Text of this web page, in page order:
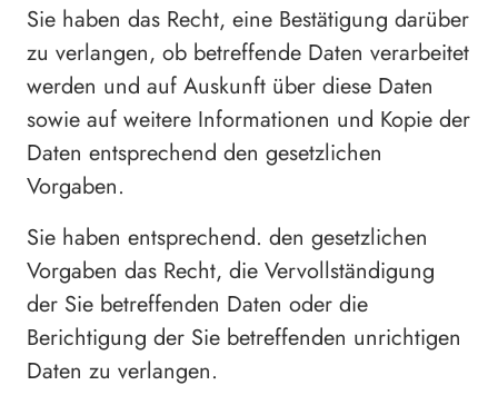
Sie haben das Recht, eine Bestätigung darüber
zu verlangen, ob betreffende Daten verarbeitet
werden und auf Auskunft über diese Daten
sowie auf weitere Informationen und Kopie der
Daten entsprechend den gesetzlichen
Vorgaben.
Sie haben entsprechend. den gesetzlichen
Vorgaben das Recht, die Vervollständigung
der Sie betreffenden Daten oder die
Berichtigung der Sie betreffenden unrichtigen
Daten zu verlangen.